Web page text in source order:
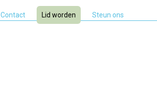
Contact Lid worden Steun ons